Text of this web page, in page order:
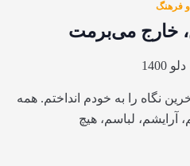
فرهنگ
خارج می‌برمت
نگاه را به خودم انداختم. همه
لباسم، هیچ